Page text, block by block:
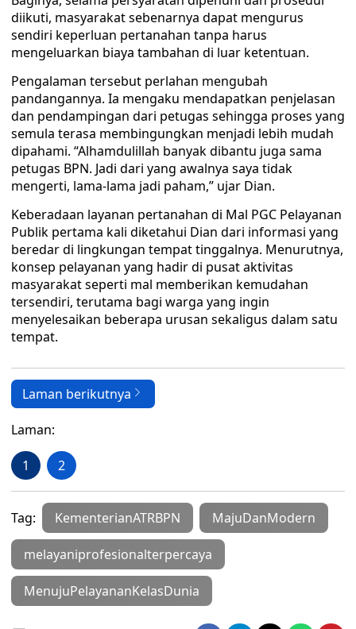
diikuti, masyarakat sebenarnya dapat mengurus
sendiri keperluan pertanahan tanpa harus
mengeluarkan biaya tambahan di luar ketentuan.
Pengalaman tersebut perlahan mengubah
pandangannya. Ia mengaku mendapatkan penjelasan
dan pendampingan dari petugas sehingga proses yang
semula terasa membingungkan menjadi lebih mudah
dipahami. “Alhamdulillah banyak dibantu juga sama
petugas BPN. Jadi dari yang awalnya saya tidak
mengerti, lama-lama jadi paham,” ujar Dian.
Keberadaan layanan pertanahan di Mal PGC Pelayanan
Publik pertama kali diketahui Dian dari informasi yang
beredar di lingkungan tempat tinggalnya. Menurutnya,
konsep pelayanan yang hadir di pusat aktivitas
masyarakat seperti mal memberikan kemudahan
tersendiri, terutama bagi warga yang ingin
menyelesaikan beberapa urusan sekaligus dalam satu
tempat.
Laman berikutnya
Laman:
1 2
Tag: KementerianATRBPN MajuDanModern
melayaniprofesionalterpercaya
MenujuPelayananKelasDunia